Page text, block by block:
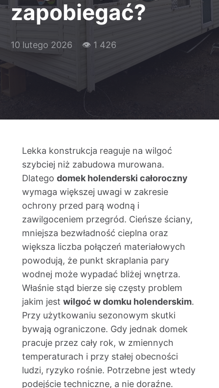
Kontakt
zapobiegać?
10 lutego 2026 👁 1 426
Lekka konstrukcja reaguje na wilgoć
szybciej niż zabudowa murowana.
Dlatego domek holenderski całoroczny
wymaga większej uwagi w zakresie
ochrony przed parą wodną i
zawilgoceniem przegród. Cieńsze ściany,
mniejsza bezwładność cieplna oraz
większa liczba połączeń materiałowych
powodują, że punkt skraplania pary
wodnej może wypadać bliżej wnętrza.
Właśnie stąd bierze się częsty problem
jakim jest wilgoć w domku holenderskim.
Przy użytkowaniu sezonowym skutki
bywają ograniczone. Gdy jednak domek
pracuje przez cały rok, w zmiennych
temperaturach i przy stałej obecności
ludzi, ryzyko rośnie. Potrzebne jest wtedy
podejście techniczne, a nie doraźne.